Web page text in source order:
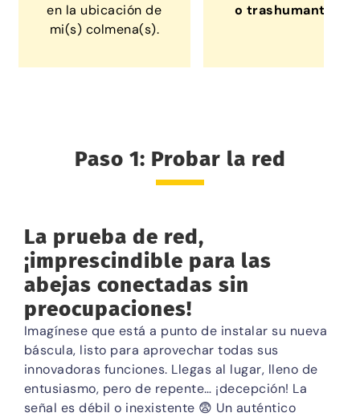
en la ubicación de
mi(s) colmena(s).
o trashumantes
Paso 1: Probar la red
La prueba de red,
¡imprescindible para las
abejas conectadas sin
preocupaciones!
Imagínese que está a punto de instalar su nueva
báscula, listo para aprovechar todas sus
innovadoras funciones. Llegas al lugar, lleno de
entusiasmo, pero de repente… ¡decepción! La
señal es débil o inexistente 😨 Un auténtico